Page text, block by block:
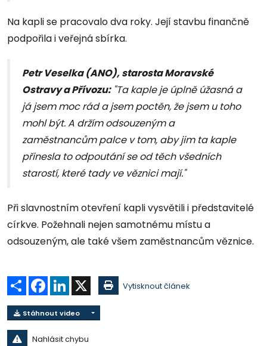
Na kapli se pracovalo dva roky. Její stavbu finančně
podpořila i veřejná sbírka.
Petr Veselka (ANO), starosta Moravské
Ostravy a Přívozu:"Ta kaple je úplně úžasná a
já jsem moc rád a jsem poctěn, že jsem u toho
mohl být. A držím odsouzeným a
zaměstnancům palce v tom, aby jim ta kaple
přinesla to odpoutání se od těch všedních
starostí, které tady ve věznici mají."
Při slavnostním otevření kapli vysvětili i představitelé
církve. Požehnali nejen samotnému místu a
odsouzeným, ale také všem zaměstnancům věznice.
Sdílet Facebook
LinkedIn Vytisknout článek
Stáhnout video
Nahlásit chybu